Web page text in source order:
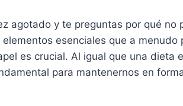
agotado y te preguntas por qué no
esenciales que a
es crucial. Al igual que una dieta
para mantenernos en